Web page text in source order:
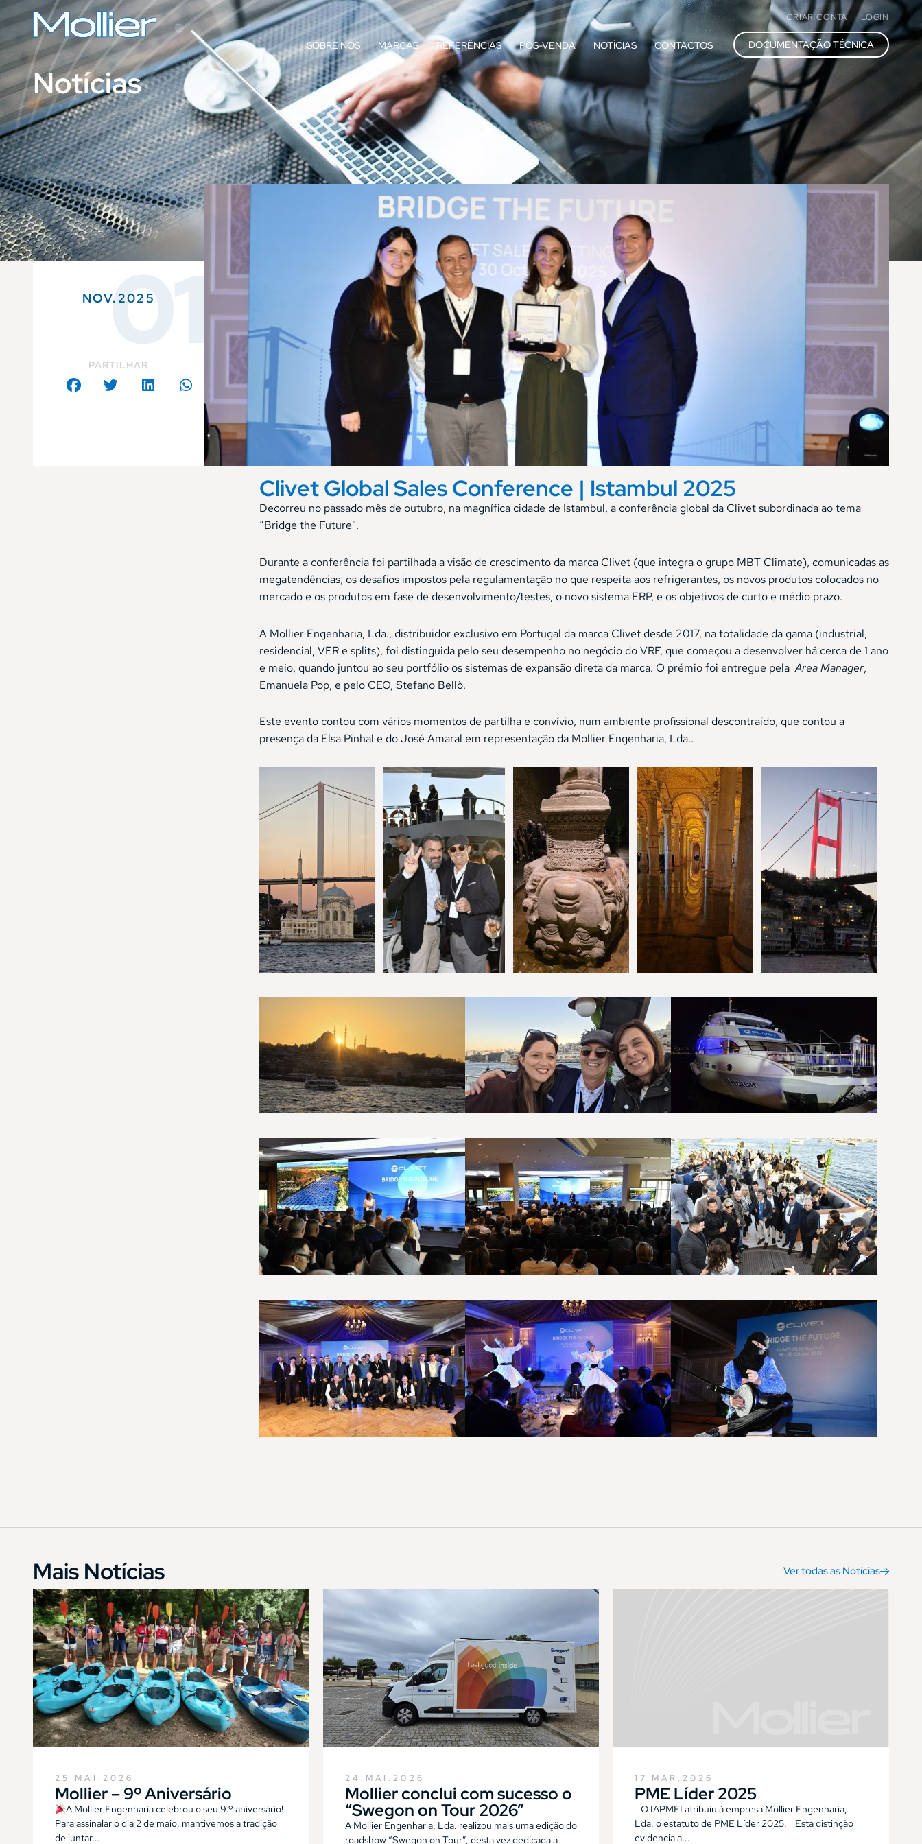
CRIAR CONTA LOGIN
SOBRE NÓS MARCAS REFERÊNCIAS PÓS-VENDA NOTÍCIAS CONTACTOS DOCUMENTAÇÃO TÉCNICA
Notícias
01
NOV.2025
PARTILHAR
Clivet Global Sales Conference | Istambul 2025
Decorreu no passado mês de outubro, na magnífica cidade de Istambul, a conferência global da Clivet subordinada ao tema
“Bridge the Future”.
Durante a conferência foi partilhada a visão de crescimento da marca Clivet (que integra o grupo MBT Climate), comunicadas as
megatendências, os desafios impostos pela regulamentação no que respeita aos refrigerantes, os novos produtos colocados no
mercado e os produtos em fase de desenvolvimento/testes, o novo sistema ERP, e os objetivos de curto e médio prazo.
A Mollier Engenharia, Lda., distribuidor exclusivo em Portugal da marca Clivet desde 2017, na totalidade da gama (industrial,
residencial, VFR e splits), foi distinguida pelo seu desempenho no negócio do VRF, que começou a desenvolver há cerca de 1 ano
e meio, quando juntou ao seu portfólio os sistemas de expansão direta da marca. O prémio foi entregue pelaArea Manager,
Emanuela Pop, e pelo CEO, Stefano Bellò.
Este evento contou com vários momentos de partilha e convívio, num ambiente profissional descontraído, que contou a
presença da Elsa Pinhal e do José Amaral em representação da Mollier Engenharia, Lda..
Mais Notícias Ver todas as Notícias
25.MAI.2026
Mollier – 9º Aniversário
A Mollier Engenharia celebrou o seu 9.º aniversário!
Para assinalar o dia 2 de maio, mantivemos a tradição
de juntar...
24.MAI.2026
Mollier conclui com sucesso o
“Swegon on Tour 2026”
A Mollier Engenharia, Lda. realizou mais uma edição do
roadshow “Swegon on Tour”, desta vez dedicada a
17.MAR.2026
PME Líder 2025
O IAPMEI atribuiu à empresa Mollier Engenharia,
Lda. o estatuto de PME Líder 2025. Esta distinção
evidencia a...